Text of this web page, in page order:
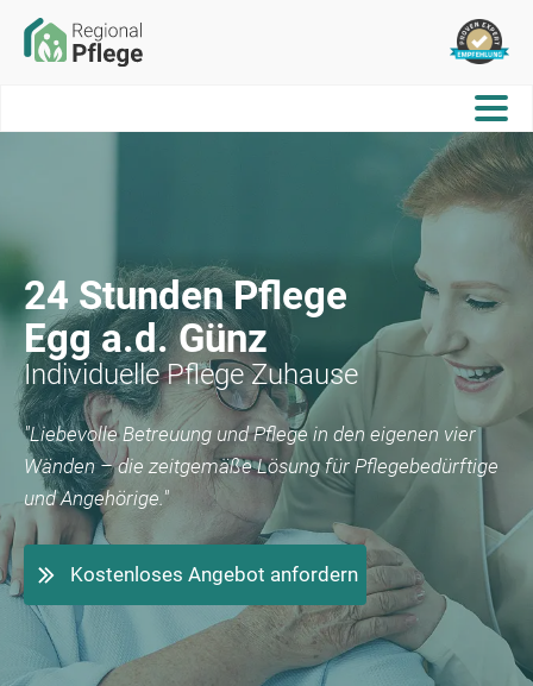
24 Stunden Pflege
Egg a.d. Günz
Individuelle Pflege Zuhause
"Liebevolle Betreuung und Pflege in den eigenen vier
Wänden – die zeitgemäße Lösung für Pflegebedürftige
und Angehörige."
Kostenloses Angebot anfordern